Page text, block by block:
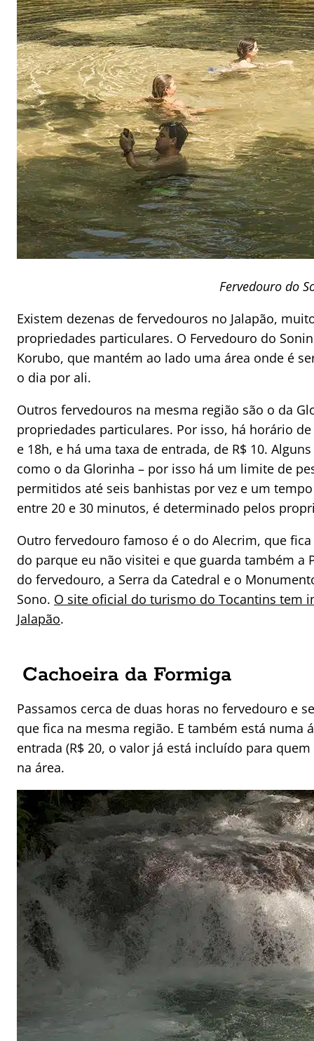
Fervedouro do
Existem dezenas de fervedouros no Jalapão,
propriedades particulares. O Fervedouro do
Korubo, que mantém ao lado uma área onde é
o dia por ali.
Outros fervedouros na mesma região são o da
propriedades particulares. Por isso, há horário
e 18h, e há uma taxa de entrada, de R$ 10.
como o da Glorinha – por isso há um limite de
permitidos até seis banhistas por vez e um
entre 20 e 30 minutos, é determinado pelos
Outro fervedouro famoso é o do Alecrim, que
do parque eu não visitei e que guarda também a
do fervedouro, a Serra da Catedral e o
Sono. O site oficial do turismo do Tocantins tem
Jalapão.
Cachoeira da Formiga
Passamos cerca de duas horas no fervedouro e
que fica na mesma região. E também está numa
entrada (R$ 20, o valor já está incluído para
na área.